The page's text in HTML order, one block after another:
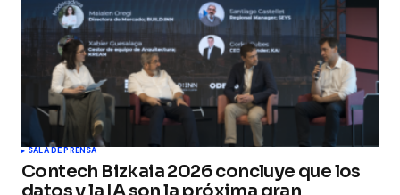
SALA DE PRENSA
Contech Bizkaia 2026 concluye que los